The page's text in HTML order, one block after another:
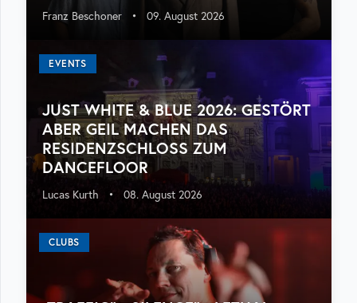
Franz Beschoner • 09. August 2026
EVENTS
JUST WHITE & BLUE 2026: GESTÖRT
ABER GEIL MACHEN DAS
RESIDENZSCHLOSS ZUM
DANCEFLOOR
Lucas Kurth • 08. August 2026
CLUBS